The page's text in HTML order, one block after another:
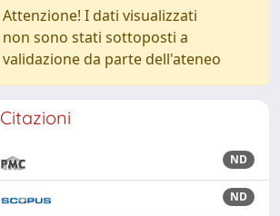
Attenzione! I dati visualizzati
non sono stati sottoposti a
validazione da parte dell'ateneo
Citazioni
ND
ND